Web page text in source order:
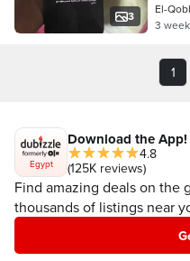
3
El-
3
1
Egypt
Download the App!
4.8
(125K reviews)
Find amazing deals on the
thousands of listings near